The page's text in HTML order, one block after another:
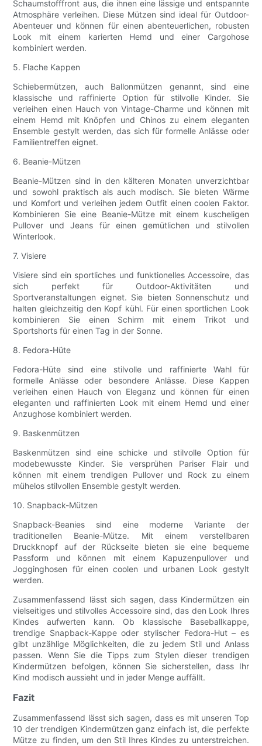
Schaumstofffront aus, die ihnen eine lässige und entspannte
Atmosphäre verleihen. Diese Mützen sind ideal für Outdoor-
Abenteuer und können für einen abenteuerlichen, robusten
Look mit einem karierten Hemd und einer Cargohose
kombiniert werden.
5. Flache Kappen
Schiebermützen, auch Ballonmützen genannt, sind eine
klassische und raffinierte Option für stilvolle Kinder. Sie
verleihen einen Hauch von Vintage-Charme und können mit
einem Hemd mit Knöpfen und Chinos zu einem eleganten
Ensemble gestylt werden, das sich für formelle Anlässe oder
Familientreffen eignet.
6. Beanie-Mützen
Beanie-Mützen sind in den kälteren Monaten unverzichtbar
und sowohl praktisch als auch modisch. Sie bieten Wärme
und Komfort und verleihen jedem Outfit einen coolen Faktor.
Kombinieren Sie eine Beanie-Mütze mit einem kuscheligen
Pullover und Jeans für einen gemütlichen und stilvollen
Winterlook.
7. Visiere
Visiere sind ein sportliches und funktionelles Accessoire, das
sich perfekt für Outdoor-Aktivitäten und
Sportveranstaltungen eignet. Sie bieten Sonnenschutz und
halten gleichzeitig den Kopf kühl. Für einen sportlichen Look
kombinieren Sie einen Schirm mit einem Trikot und
Sportshorts für einen Tag in der Sonne.
8. Fedora-Hüte
Fedora-Hüte sind eine stilvolle und raffinierte Wahl für
formelle Anlässe oder besondere Anlässe. Diese Kappen
verleihen einen Hauch von Eleganz und können für einen
eleganten und raffinierten Look mit einem Hemd und einer
Anzughose kombiniert werden.
9. Baskenmützen
Baskenmützen sind eine schicke und stilvolle Option für
modebewusste Kinder. Sie versprühen Pariser Flair und
können mit einem trendigen Pullover und Rock zu einem
mühelos stilvollen Ensemble gestylt werden.
10. Snapback-Mützen
Snapback-Beanies sind eine moderne Variante der
traditionellen Beanie-Mütze. Mit einem verstellbaren
Druckknopf auf der Rückseite bieten sie eine bequeme
Passform und können mit einem Kapuzenpullover und
Jogginghosen für einen coolen und urbanen Look gestylt
werden.
Zusammenfassend lässt sich sagen, dass Kindermützen ein
vielseitiges und stilvolles Accessoire sind, das den Look Ihres
Kindes aufwerten kann. Ob klassische Baseballkappe,
trendige Snapback-Kappe oder stylischer Fedora-Hut – es
gibt unzählige Möglichkeiten, die zu jedem Stil und Anlass
passen. Wenn Sie die Tipps zum Stylen dieser trendigen
Kindermützen befolgen, können Sie sicherstellen, dass Ihr
Kind modisch aussieht und in jeder Menge auffällt.
Fazit
Zusammenfassend lässt sich sagen, dass es mit unseren Top
10 der trendigen Kindermützen ganz einfach ist, die perfekte
Mütze zu finden, um den Stil Ihres Kindes zu unterstreichen.